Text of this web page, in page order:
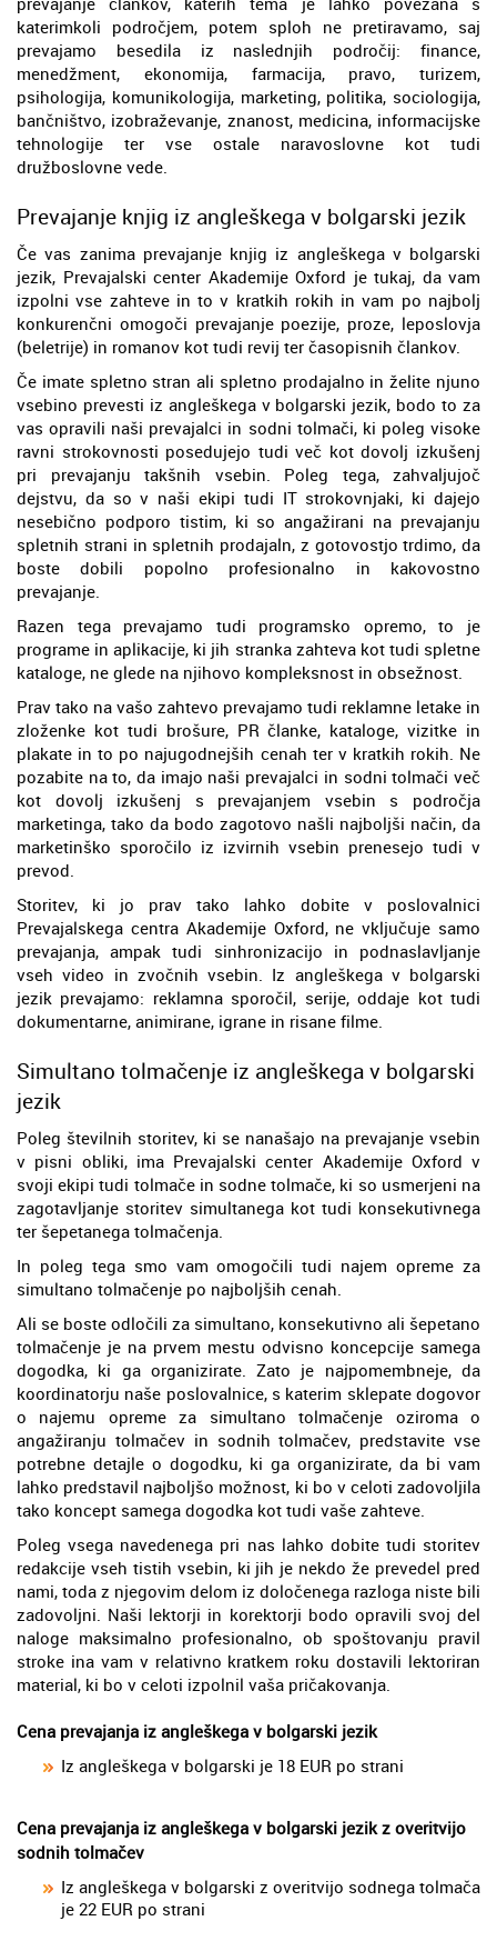
katerimkoli področjem, potem sploh ne pretiravamo, saj
prevajamo besedila iz naslednjih področij: finance,
menedžment, ekonomija, farmacija, pravo, turizem,
psihologija, komunikologija, marketing, politika, sociologija,
bančništvo, izobraževanje, znanost, medicina, informacijske
tehnologije ter vse ostale naravoslovne kot tudi
družboslovne vede.
Prevajanje knjig iz angleškega v bolgarski jezik
Če vas zanima prevajanje knjig iz angleškega v bolgarski
jezik, Prevajalski center Akademije Oxford je tukaj, da vam
izpolni vse zahteve in to v kratkih rokih in vam po najbolj
konkurenčni omogoči prevajanje poezije, proze, leposlovja
(beletrije) in romanov kot tudi revij ter časopisnih člankov.
Če imate spletno stran ali spletno prodajalno in želite njuno
vsebino prevesti iz angleškega v bolgarski jezik, bodo to za
vas opravili naši prevajalci in sodni tolmači, ki poleg visoke
ravni strokovnosti posedujejo tudi več kot dovolj izkušenj
pri prevajanju takšnih vsebin. Poleg tega, zahvaljujoč
dejstvu, da so v naši ekipi tudi IT strokovnjaki, ki dajejo
nesebično podporo tistim, ki so angažirani na prevajanju
spletnih strani in spletnih prodajaln, z gotovostjo trdimo, da
boste dobili popolno profesionalno in kakovostno
prevajanje.
Razen tega prevajamo tudi programsko opremo, to je
programe in aplikacije, ki jih stranka zahteva kot tudi spletne
kataloge, ne glede na njihovo kompleksnost in obsežnost.
Prav tako na vašo zahtevo prevajamo tudi reklamne letake in
zloženke kot tudi brošure, PR članke, kataloge, vizitke in
plakate in to po najugodnejših cenah ter v kratkih rokih. Ne
pozabite na to, da imajo naši prevajalci in sodni tolmači več
kot dovolj izkušenj s prevajanjem vsebin s področja
marketinga, tako da bodo zagotovo našli najboljši način, da
marketinško sporočilo iz izvirnih vsebin prenesejo tudi v
prevod.
Storitev, ki jo prav tako lahko dobite v poslovalnici
Prevajalskega centra Akademije Oxford, ne vključuje samo
prevajanja, ampak tudi sinhronizacijo in podnaslavljanje
vseh video in zvočnih vsebin. Iz angleškega v bolgarski
jezik prevajamo: reklamna sporočil, serije, oddaje kot tudi
dokumentarne, animirane, igrane in risane filme.
Simultano tolmačenje iz angleškega v bolgarski
jezik
Poleg številnih storitev, ki se nanašajo na prevajanje vsebin
v pisni obliki, ima Prevajalski center Akademije Oxford v
svoji ekipi tudi tolmače in sodne tolmače, ki so usmerjeni na
zagotavljanje storitev simultanega kot tudi konsekutivnega
ter šepetanega tolmačenja.
In poleg tega smo vam omogočili tudi najem opreme za
simultano tolmačenje po najboljših cenah.
Ali se boste odločili za simultano, konsekutivno ali šepetano
tolmačenje je na prvem mestu odvisno koncepcije samega
dogodka, ki ga organizirate. Zato je najpomembneje, da
koordinatorju naše poslovalnice, s katerim sklepate dogovor
o najemu opreme za simultano tolmačenje oziroma o
angažiranju tolmačev in sodnih tolmačev, predstavite vse
potrebne detajle o dogodku, ki ga organizirate, da bi vam
lahko predstavil najboljšo možnost, ki bo v celoti zadovoljila
tako koncept samega dogodka kot tudi vaše zahteve.
Poleg vsega navedenega pri nas lahko dobite tudi storitev
redakcije vseh tistih vsebin, ki jih je nekdo že prevedel pred
nami, toda z njegovim delom iz določenega razloga niste bili
zadovoljni. Naši lektorji in korektorji bodo opravili svoj del
naloge maksimalno profesionalno, ob spoštovanju pravil
stroke ina vam v relativno kratkem roku dostavili lektoriran
material, ki bo v celoti izpolnil vaša pričakovanja.
Cena prevajanja iz angleškega v bolgarski jezik
Iz angleškega v bolgarski je 18 EUR po strani
Cena prevajanja iz angleškega v bolgarski jezik z overitvijo
sodnih tolmačev
Iz angleškega v bolgarski z overitvijo sodnega tolmača
je 22 EUR po strani